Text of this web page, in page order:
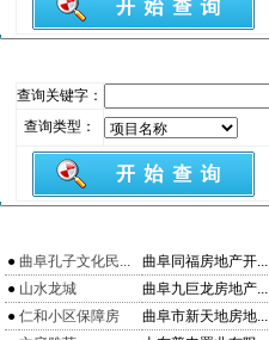
查询关键字：
查询类型：
● 曲阜孔子文化民...
曲阜同福房地产开...
● 山水龙城
曲阜九巨龙房地产...
● 仁和小区保障房
曲阜市新天地房地...